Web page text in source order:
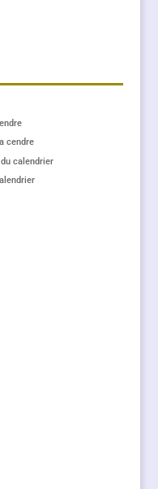
cendre
calendrier